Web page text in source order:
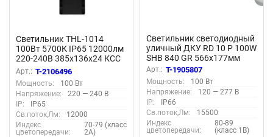
Светильник THL-1014
100Вт 5700К IP65 12000лм
220-240В 385х136х24 КСС
'Ш' 1/10 НПВ уличный
Camelion 16367
Арт.: T-2106496
Мощность:
100 Вт
Напряжение:
220 — 240 В
IP:
IP65
Св.поток,Лм:
12000
Индекс
цветопередачи:
70-79 (класс
2А)
Светильник светодиодный
уличный ДКУ RD 10 P 100W
SHB 840 GR 566х177мм
100Вт 4000К IP66
консольн. сер. Русский
Свет 17121023275
Арт.: T-1905807
Мощность:
100 Вт
Напряжение:
120 — 277 В
IP:
IP66
Св.поток,Лм:
15500
Индекс
цветопередачи:
80-89
(класс 1В)